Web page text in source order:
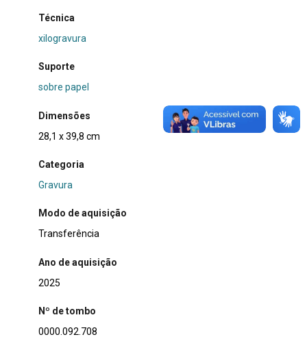
Técnica
xilogravura
Suporte
sobre papel
Dimensões
28,1 x 39,8 cm
Categoria
Gravura
Modo de aquisição
Transferência
Ano de aquisição
2025
Nº de tombo
0000.092.708